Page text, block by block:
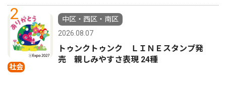
2
社会
中区・西区・南区
2026.08.07
トゥンクトゥンク ＬＩＮＥスタンプ発
売 親しみやすさ表現 24種